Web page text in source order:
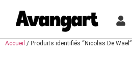
Accueil / Produits identifiés “Nicolas De Wael”